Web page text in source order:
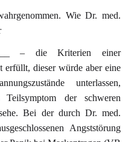
Wie Dr. med.
– die Kriterien einer
erfüllt, dieser würde aber eine
unterlassen,
der schweren
Bei der durch Dr. med.
Angststörung